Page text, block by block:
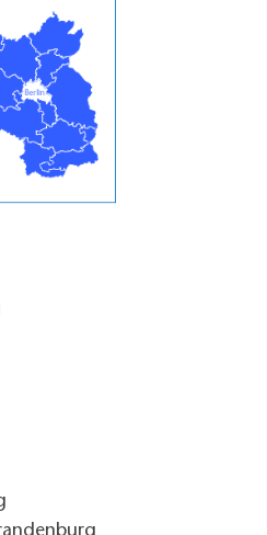
vor dem Durchgang zu
>150 cm
vor dem Durchgang zu
>150 cm
an dieser Längsseite des
vor
innerhalb des
cm
Haupthaus
im Zimmer eine
jedoch leicht bewegt
relativ
Zug")